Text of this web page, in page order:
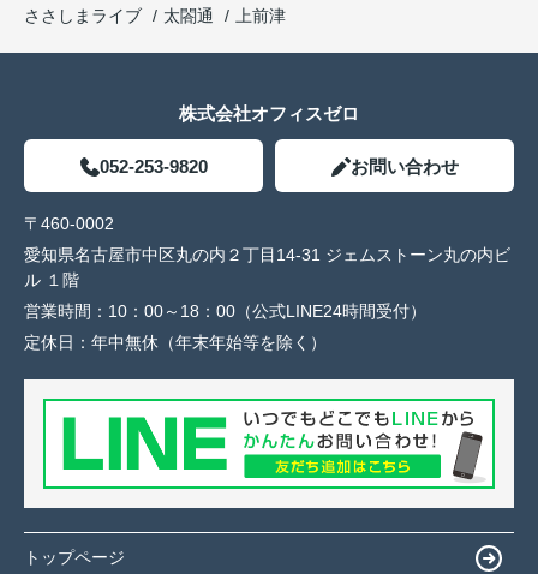
ささしまライブ
太閤通 上前津
株式会社オフィスゼロ
052-253-9820 お問い合わせ
〒460-0002
愛知県名古屋市中区丸の内２丁目14-31 ジェムストーン丸の内ビ
ル １階
営業時間： 10：00～18：00（公式LINE24時間受付）
定休日： 年中無休（年末年始等を除く）
トップページ